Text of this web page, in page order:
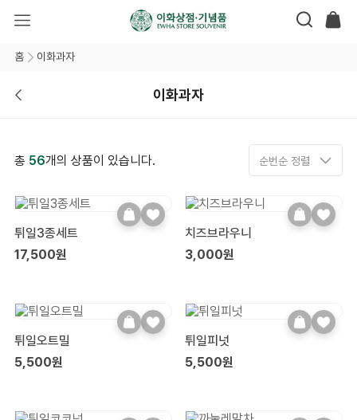
홈 이화과자
이화과자
총 56개의 상품이 있습니다. 순번순 정렬
튀일3종세트
17,500원
치즈브라우니
3,000원
튀일오트밀
5,500원
튀일피넛
5,500원